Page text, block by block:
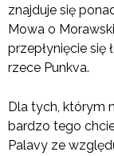
znajduje się
Mowa o
przepłynięcie się
rzece Punkva.
Dla tych, którym
bardzo tego
Palavy ze